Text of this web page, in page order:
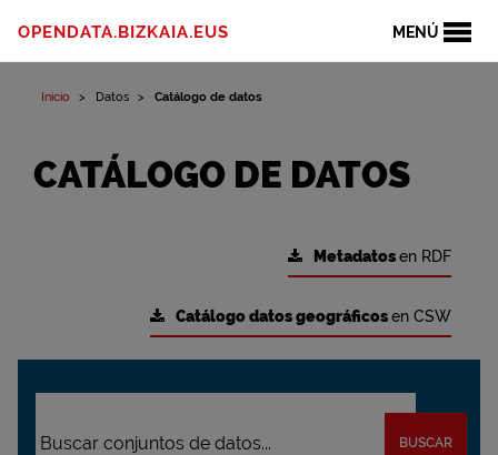
MENÚ
OPENDATA.BIZKAIA.EUS
Inicio Datos Catálogo de datos
CATÁLOGO DE DATOS
Metadatosen RDF
Catálogo datos geográficosen CSW
BUSCAR